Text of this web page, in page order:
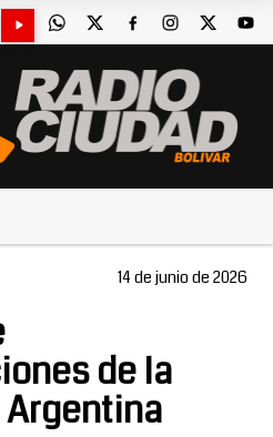
14 de junio de 2026
de la